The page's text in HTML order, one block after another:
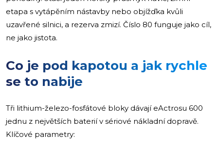
etapa s vytápěním nástavby nebo objížďka kvůli
uzavřené silnici, a rezerva zmizí. Číslo 80 funguje jako cíl,
ne jako jistota.
Co je pod kapotou a jak rychle
se to nabije
Tři lithium-železo-fosfátové bloky dávají eActrosu 600
jednu z největších baterií v sériové nákladní dopravě.
Klíčové parametry: